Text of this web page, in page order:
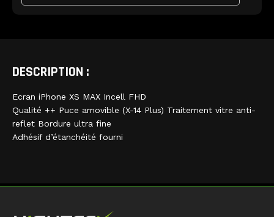
DESCRIPTION :
Ecran iPhone XS MAX Incell FHD
Qualité ++ Puce amovible (X-14 Plus) Traitement vitre anti-
reflet Bordure ultra fine
Adhésif d’étanchéité fourni